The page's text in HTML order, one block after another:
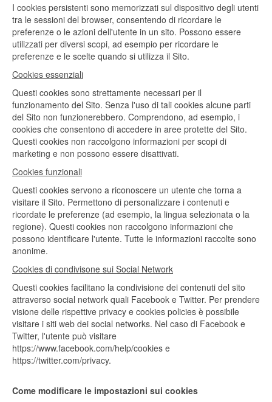
I cookies persistenti sono memorizzati sul dispositivo degli utenti
tra le sessioni del browser, consentendo di ricordare le
preferenze o le azioni dell'utente in un sito. Possono essere
utilizzati per diversi scopi, ad esempio per ricordare le
preferenze e le scelte quando si utilizza il Sito.
Cookies essenziali
Questi cookies sono strettamente necessari per il
funzionamento del Sito. Senza l'uso di tali cookies alcune parti
del Sito non funzionerebbero. Comprendono, ad esempio, i
cookies che consentono di accedere in aree protette del Sito.
Questi cookies non raccolgono informazioni per scopi di
marketing e non possono essere disattivati.
Cookies funzionali
Questi cookies servono a riconoscere un utente che torna a
visitare il Sito. Permettono di personalizzare i contenuti e
ricordate le preferenze (ad esempio, la lingua selezionata o la
regione). Questi cookies non raccolgono informazioni che
possono identificare l'utente. Tutte le informazioni raccolte sono
anonime.
Cookies di condivisone sui Social Network
Questi cookies facilitano la condivisione dei contenuti del sito
attraverso social network quali Facebook e Twitter. Per prendere
visione delle rispettive privacy e cookies policies è possibile
visitare i siti web dei social networks. Nel caso di Facebook e
Twitter, l'utente può visitare
https://www.facebook.com/help/cookies e
https://twitter.com/privacy.
Come modificare le impostazioni sui cookies